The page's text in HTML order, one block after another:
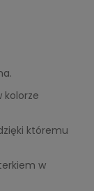
kolorze
któremu
w